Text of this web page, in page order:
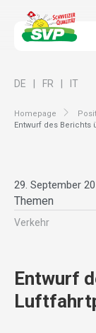
Homepage
Entwurf des Berichts
DE FR IT
29. September
Themen
Verkehr
Entwurf